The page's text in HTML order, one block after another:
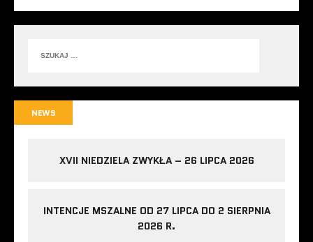
NEWS
XVII NIEDZIELA ZWYKŁA – 26 LIPCA 2026
INTENCJE MSZALNE OD 27 LIPCA DO 2 SIERPNIA
2026 R.